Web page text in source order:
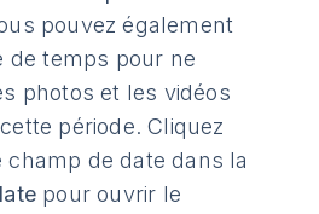
pouvez également
de temps pour ne
photos et les vidéos
période. Cliquez
de date dans la
pour ouvrir le